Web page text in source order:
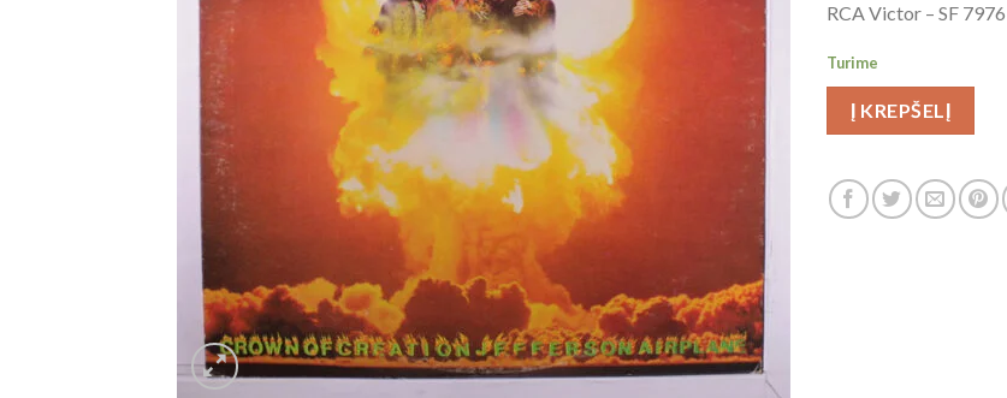
RCA Victor ‎– SF 7976
Turime
Į KREPŠELĮ